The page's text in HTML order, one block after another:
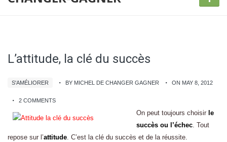
L’attitude, la clé du succès
S'AMÉLIORER BY MICHEL DE CHANGER GAGNER ON MAY 8, 2012
2 COMMENTS
On peut toujours choisir le
succès ou l’échec. Tout
repose sur l’attitude. C’est la clé du succès et de la réussite.